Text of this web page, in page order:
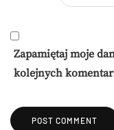
Zapamiętaj moje
kolejnych